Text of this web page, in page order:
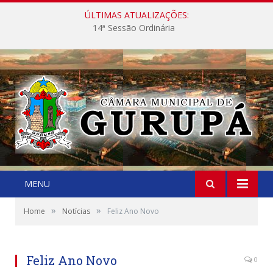
ÚLTIMAS ATUALIZAÇÕES:
14ª Sessão Ordinária
MENU
Home » Notícias » Feliz Ano Novo
Feliz Ano Novo 0